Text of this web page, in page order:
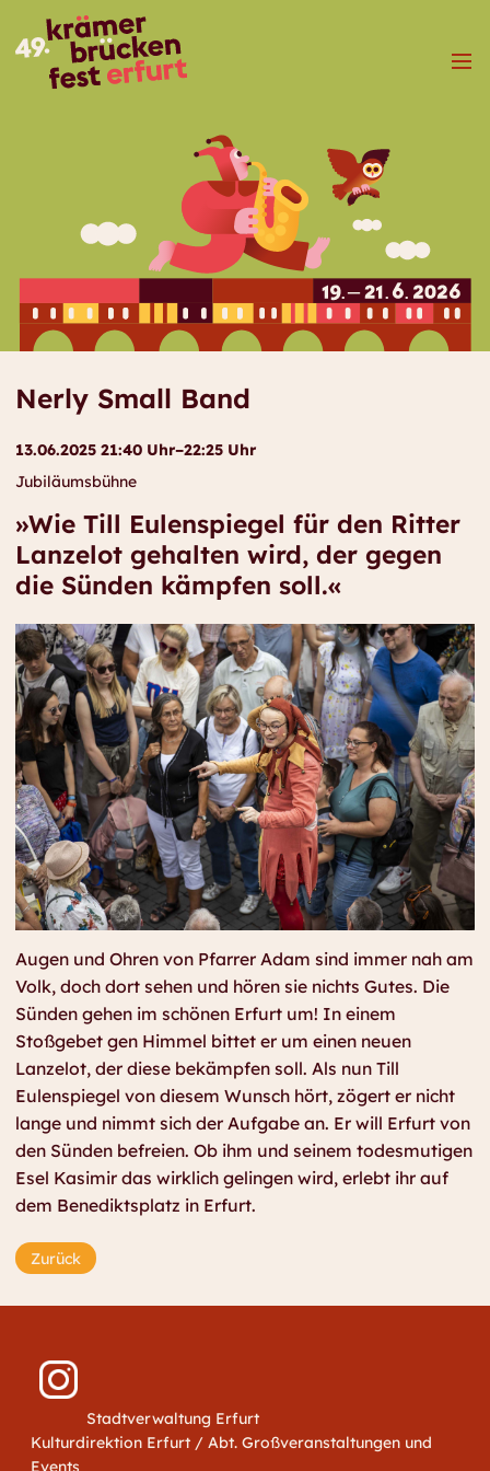
Menü
Nerly Small Band
13.06.2025 21:40 Uhr–22:25 Uhr
Jubiläumsbühne
»Wie Till Eulenspiegel für den Ritter
Lanzelot gehalten wird, der gegen
die Sünden kämpfen soll.«
Augen und Ohren von Pfarrer Adam sind immer nah am
Volk, doch dort sehen und hören sie nichts Gutes. Die
Sünden gehen im schönen Erfurt um! In einem
Stoßgebet gen Himmel bittet er um einen neuen
Lanzelot, der diese bekämpfen soll. Als nun Till
Eulenspiegel von diesem Wunsch hört, zögert er nicht
lange und nimmt sich der Aufgabe an. Er will Erfurt von
den Sünden befreien. Ob ihm und seinem todesmutigen
Esel Kasimir das wirklich gelingen wird, erlebt ihr auf
dem Benediktsplatz in Erfurt.
Zurück
Stadtverwaltung Erfurt
Kulturdirektion Erfurt / Abt. Großveranstaltungen und
Events